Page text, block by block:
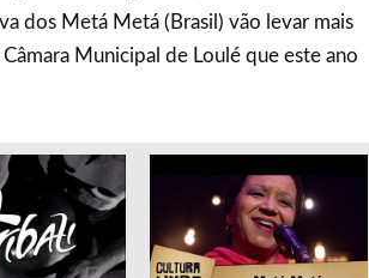
dos Metá Metá (Brasil) vão levar mais
Municipal de Loulé que este ano